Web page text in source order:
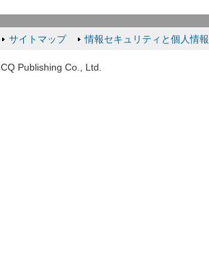
サイトマップ 情報セキュリティと個人情
Publishing Co., Ltd.